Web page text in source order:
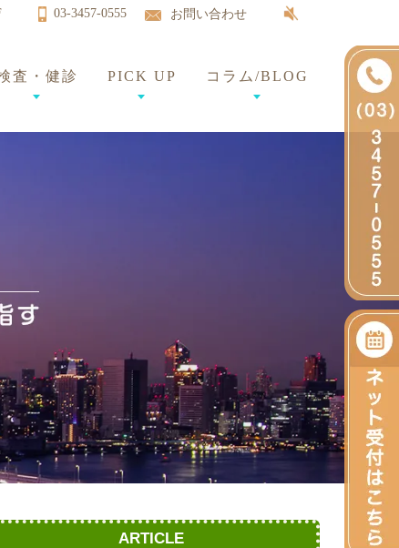
03-3457-0555 お問い合わせ
査・健診 PICK UP コラム/BLOG
ARTICLE